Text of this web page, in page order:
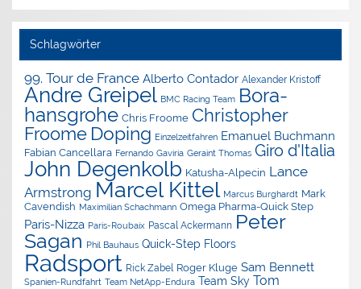
Schlagwörter
99. Tour de France Alberto Contador Alexander Kristoff
Andre Greipel BMC Racing Team Bora-
hansgrohe Chris Froome Christopher
Froome Doping Einzelzeitfahren Emanuel Buchmann
Fabian Cancellara Fernando Gaviria Geraint Thomas Giro d'Italia
John Degenkolb Katusha-Alpecin Lance
Armstrong Marcel Kittel Marcus Burghardt Mark
Cavendish Maximilian Schachmann Omega Pharma-Quick Step
Paris-Nizza Paris-Roubaix Pascal Ackermann Peter
Sagan Phil Bauhaus Quick-Step Floors
Radsport Rick Zabel Roger Kluge Sam Bennett
Spanien-Rundfahrt Team NetApp-Endura Team Sky Tom